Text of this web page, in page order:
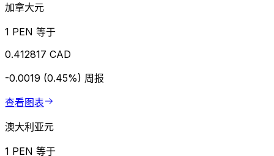
加拿大元
1 PEN 等于
0.412817 CAD
-0.0019 (0.45%) 周报
查看图表
澳大利亚元
1 PEN 等于